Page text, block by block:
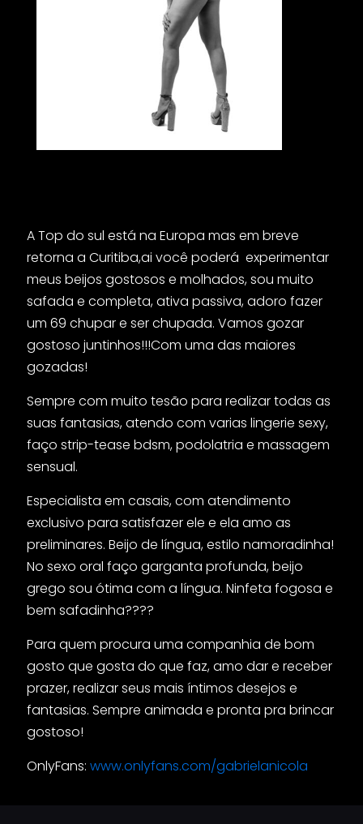
A Top do sul está na Europa mas em breve
retorna a Curitiba,ai você poderá experimentar
meus beijos gostosos e molhados, sou muito
safada e completa, ativa passiva, adoro fazer
um 69 chupar e ser chupada. Vamos gozar
gostoso juntinhos!!!Com uma das maiores
gozadas!
Sempre com muito tesão para realizar todas as
suas fantasias, atendo com varias lingerie sexy,
faço strip-tease bdsm, podolatria e massagem
sensual.
Especialista em casais, com atendimento
exclusivo para satisfazer ele e ela amo as
preliminares. Beijo de língua, estilo namoradinha!
No sexo oral faço garganta profunda, beijo
grego sou ótima com a língua. Ninfeta fogosa e
bem safadinha????
Para quem procura uma companhia de bom
gosto que gosta do que faz, amo dar e receber
prazer, realizar seus mais íntimos desejos e
fantasias. Sempre animada e pronta pra brincar
gostoso!
OnlyFans: www.onlyfans.com/gabrielanicola